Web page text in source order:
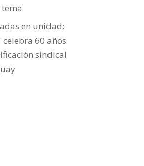
en unidad:
celebra 60 años
sindical